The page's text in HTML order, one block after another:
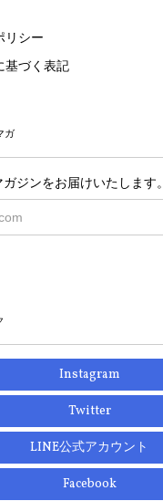
リシー
基づく表記
ガ
ジンをお届けいたします。
Instagram
Twitter
LINE公式アカウント
Facebook